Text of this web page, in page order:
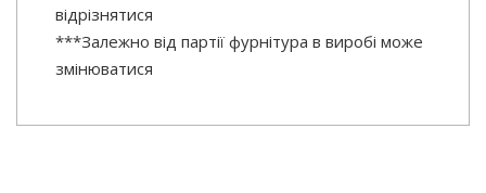
відрізнятися
***Залежно від партії фурнітура в виробі може
змінюватися